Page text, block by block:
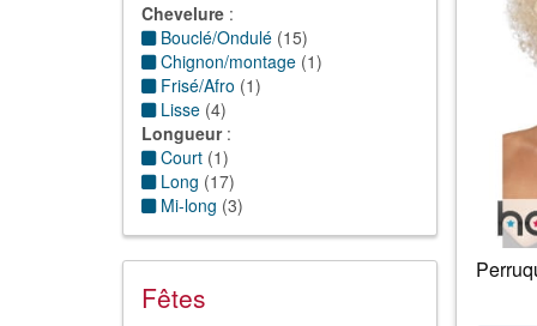
Chevelure :
Bouclé/Ondulé (15)
Chignon/montage (1)
Frisé/Afro (1)
Lisse (4)
Longueur:
Court (1)
Long (17)
Mi-long (3)
Fêtes